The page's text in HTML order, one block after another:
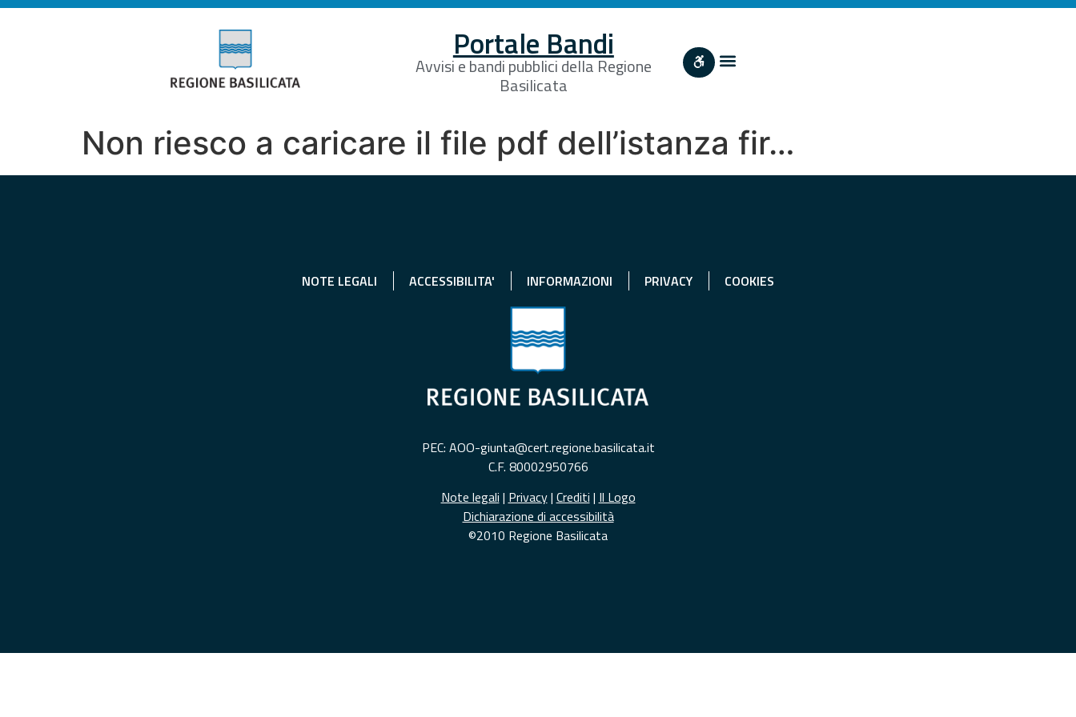
Portale Bandi
Avvisi e bandi pubblici della Regione
Basilicata
Non riesco a caricare il file pdf dell’istanza fir…
NOTE LEGALI ACCESSIBILITA' INFORMAZIONI PRIVACY COOKIES
PEC: AOO-giunta@cert.regione.basilicata.it
C.F. 80002950766
Note legali | Privacy| Crediti | Il Logo
Dichiarazione di accessibilità
©2010 Regione Basilicata